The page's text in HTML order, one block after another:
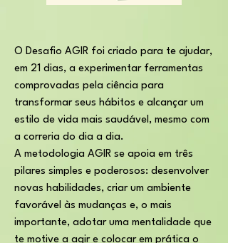
O Desafio AGIR foi criado para te ajudar,
em 21 dias, a experimentar ferramentas
comprovadas pela ciência para
transformar seus hábitos e alcançar um
estilo de vida mais saudável, mesmo com
a correria do dia a dia.
A metodologia AGIR se apoia em três
pilares simples e poderosos: desenvolver
novas habilidades, criar um ambiente
favorável às mudanças e, o mais
importante, adotar uma mentalidade que
te motive a agir e colocar em prática o